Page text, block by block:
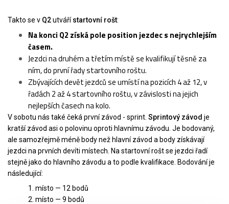
Takto se v Q2utvářístartovní rošt:
Na konci Q2 získá pole position jezdec s nejrychlejším
časem.
Jezdci na druhém a třetím místě se kvalifikují těsně za
ním, do první řady startovního roštu.
Zbývajících devět jezdců se umístí na pozicích 4 až 12, v
řadách 2 až 4 startovního roštu, v závislosti na jejich
nejlepších časech na kolo.
V sobotu nás také čeká první závod - sprint. Sprintový závod je
kratší závod asi o polovinu oproti hlavnímu závodu. Je bodovaný,
ale samozřejmě méně body než hlavní závod a body získávají
jezdci na prvních devíti místech. Na startovní rošt se jezdci řadí
stejně jako do hlavního závodu a to podle kvalifikace. Bodování je
následující:
1. místo — 12 bodů
2. místo — 9 bodů